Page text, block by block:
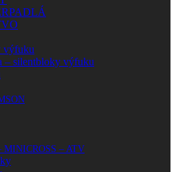
výfuku
– silentbloky výfuku
– ATV